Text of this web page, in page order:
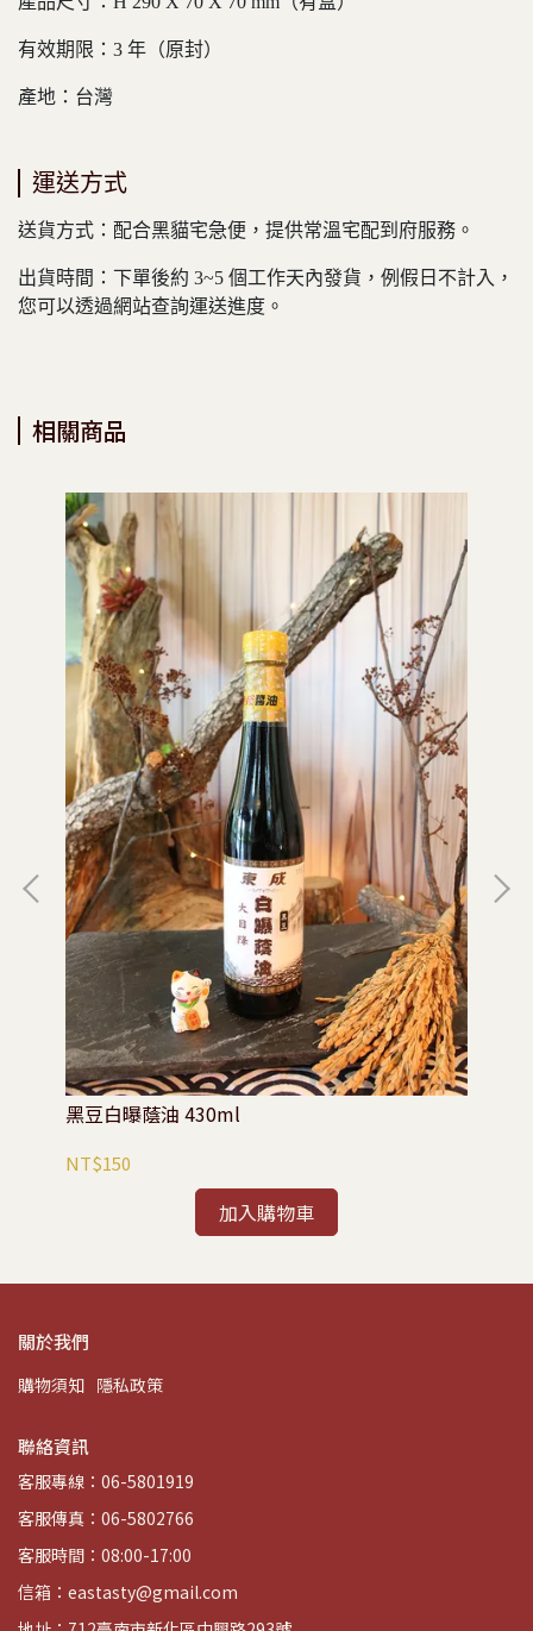
有效期限：3 年（原封）
產地：台灣
運送方式
送貨方式：配合黑貓宅急便，提供常溫宅配到府服務。
出貨時間：下單後約 3~5 個工作天內發貨，例假日不計入，
您可以透過網站查詢運送進度。
相關商品
黑豆白曝蔭油 430ml
NT$150
加入購物車
關於我們
購物須知 隱私政策
聯絡資訊
客服專線：06-5801919
客服傳真：06-5802766
客服時間：08:00-17:00
信箱：eastasty@gmail.com